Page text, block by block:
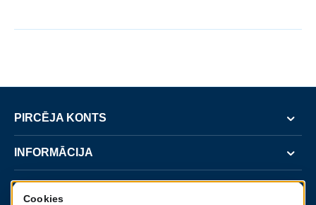
PIRCĒJA KONTS
INFORMĀCIJA
SERVISS
Cookies